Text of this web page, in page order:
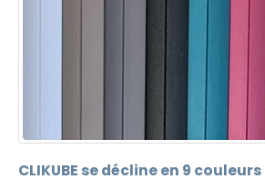
CLIKUBE se décline en 9 couleurs